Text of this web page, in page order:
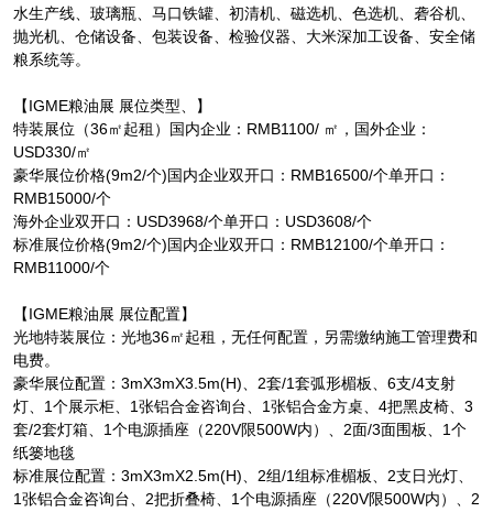
水生产线、玻璃瓶、马口铁罐、初清机、磁选机、色选机、砻谷机、
抛光机、仓储设备、包装设备、检验仪器、大米深加工设备、安全储
粮系统等。
【IGME粮油展 展位类型、】
特装展位（36㎡起租）国内企业：RMB1100/ ㎡，国外企业：
USD330/㎡
豪华展位价格(9m2/个)国内企业双开口：RMB16500/个单开口：
RMB15000/个
海外企业双开口：USD3968/个单开口：USD3608/个
标准展位价格(9m2/个)国内企业双开口：RMB12100/个单开口：
RMB11000/个
【IGME粮油展 展位配置】
光地特装展位：光地36㎡起租，无任何配置，另需缴纳施工管理费和
电费。
豪华展位配置：3mX3mX3.5m(H)、2套/1套弧形楣板、6支/4支射
灯、1个展示柜、1张铝合金咨询台、1张铝合金方桌、4把黑皮椅、3
套/2套灯箱、1个电源插座（220V限500W内）、2面/3面围板、1个
纸篓地毯
标准展位配置：3mX3mX2.5m(H)、2组/1组标准楣板、2支日光灯、
1张铝合金咨询台、2把折叠椅、1个电源插座（220V限500W内）、2